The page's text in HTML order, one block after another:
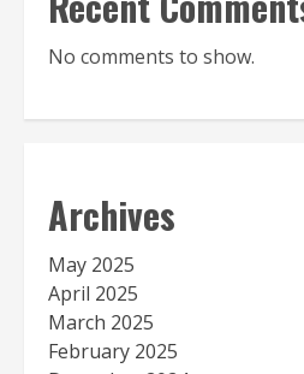
No comments to show.
Archives
May 2025
April 2025
March 2025
February 2025